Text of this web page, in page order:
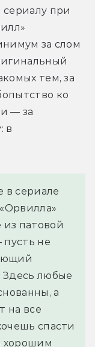
при
за слом
тем, за
ко
— за
в
в сериале
патовой
не
Здесь любые
а
на все
спасти
хорошим